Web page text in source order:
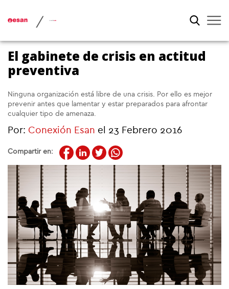
/
El gabinete de crisis en actitud
preventiva
Ninguna organización está libre de una crisis. Por ello es mejor
prevenir antes que lamentar y estar preparados para afrontar
cualquier tipo de amenaza.
Por: Conexión Esan el 23 Febrero 2016
Compartir en: